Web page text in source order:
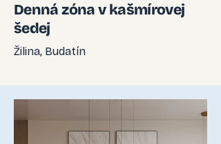
Denná zóna v kašmírovej
šedej
Žilina, Budatín